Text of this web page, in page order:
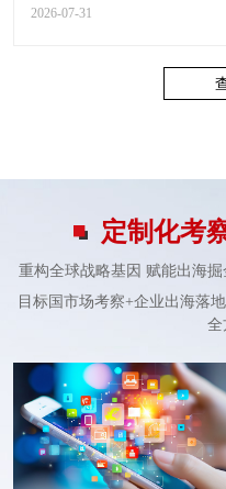
2026-07-31
定制化考
重构全球战略基因 赋能出海
目标国市场考察+企业出海落
全